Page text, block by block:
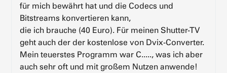
für mich bewährt hat und die Codecs und
Bitstreams konvertieren kann,
die ich brauche (40 Euro). Für meinen Shutter-TV
geht auch der der kostenlose von Dvix-Converter.
Mein teuerstes Programm war C....., was ich aber
auch sehr oft und mit großem Nutzen anwende!